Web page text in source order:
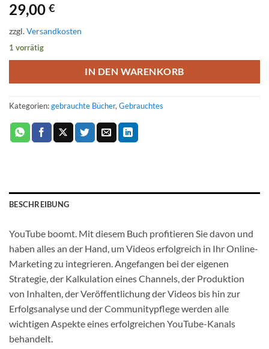
29,00 €
zzgl.Versandkosten
1 vorrätig
IN DEN WARENKORB
Kategorien:gebrauchte Bücher, Gebrauchtes
BESCHREIBUNG
YouTube boomt. Mit diesem Buch profitieren Sie davon und
haben alles an der Hand, um Videos erfolgreich in Ihr Online-
Marketing zu integrieren. Angefangen bei der eigenen
Strategie, der Kalkulation eines Channels, der Produktion
von Inhalten, der Veröffentlichung der Videos bis hin zur
Erfolgsanalyse und der Communitypflege werden alle
wichtigen Aspekte eines erfolgreichen YouTube-Kanals
behandelt.